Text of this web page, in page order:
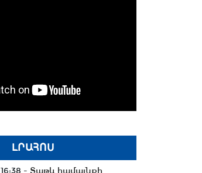
ԼՐԱՀՈՍ
16:38 - Տաթև համայնքի